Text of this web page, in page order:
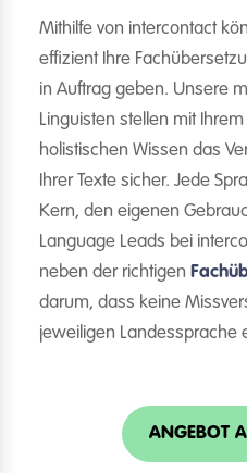
Mithilfe von intercontact
effizient Ihre
in Auftrag geben. Unsere
Linguisten stellen mit
holistischen Wissen das
Ihrer Texte sicher. Jede
Kern, den eigenen
Language Leads bei
neben der richtigen
darum, dass keine
jeweiligen Landessprache
ANGEBOT